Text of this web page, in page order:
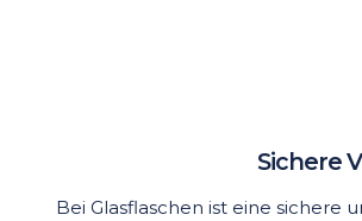
Sichere
Bei Glasflaschen ist eine sichere